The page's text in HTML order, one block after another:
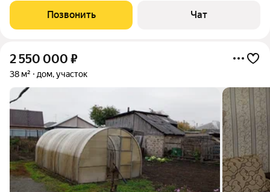
Редкий формат для городской черты! Уютный Дом 56 кв.м: Три
светлые комнаты и
Позвонить Чат
2 550 000 ₽
38 м² дом, участок